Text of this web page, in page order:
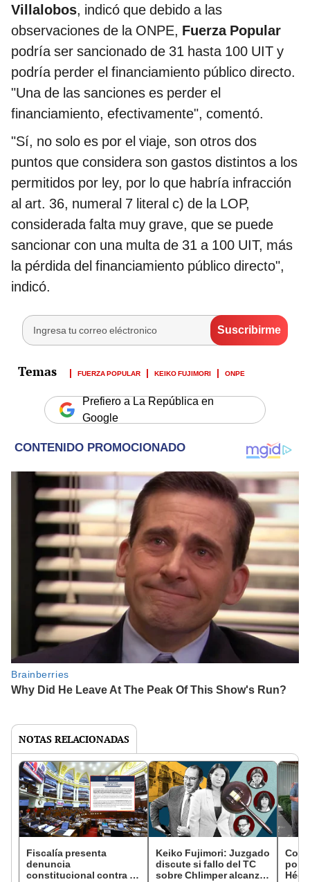
Villalobos, indicó que debido a las
observaciones de la ONPE, Fuerza Popular
podría ser sancionado de 31 hasta 100 UIT y
podría perder el financiamiento público directo.
"Una de las sanciones es perder el
financiamiento, efectivamente", comentó.
"Sí, no solo es por el viaje, son otros dos
puntos que considera son gastos distintos a los
permitidos por ley, por lo que habría infracción
al art. 36, numeral 7 literal c) de la LOP,
considerada falta muy grave, que se puede
sancionar con una multa de 31 a 100 UIT, más
la pérdida del financiamiento público directo",
indicó.
FUERZA POPULAR KEIKO FUJIMORI ONPE
Prefiero a La República en
Google
NOTAS RELACIONADAS
Fiscalía presenta
denuncia
constitucional contra 7
Keiko Fujimori: Juzgado
discute si fallo del TC
sobre Chlimper alcanza